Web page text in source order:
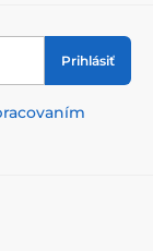
Prihlásiť